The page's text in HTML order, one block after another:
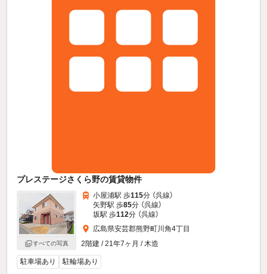
プレステージさくら野の賃貸物件
すべての写真
小屋浦駅 歩115分 （呉線）
矢野駅 歩85分 （呉線）
坂駅 歩112分 （呉線）
広島県安芸郡熊野町川角4丁目
2階建 / 21年7ヶ月 / 木造
駐車場あり 駐輪場あり